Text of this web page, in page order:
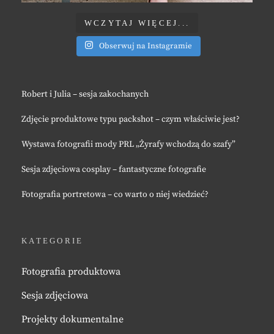
WCZYTAJ WIĘCEJ...
Obserwuj na Instagramie
Robert i Julia – sesja zakochanych
Zdjęcie produktowe typu packshot – czym właściwie jest?
Wystawa fotografii mody PRL „Żyrafy wchodzą do szafy”
Sesja zdjęciowa cosplay – fantastyczne fotografie
Fotografia portretowa – co warto o niej wiedzieć?
KATEGORIE
Fotografia produktowa
Sesja zdjęciowa
Projekty dokumentalne